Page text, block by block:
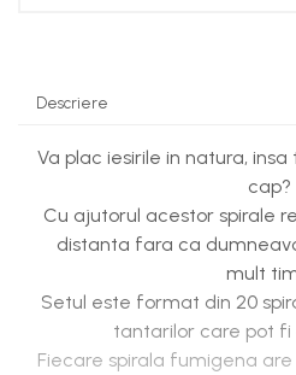
Descriere
Va plac iesirile in natura,
cap?
Cu ajutorul acestor spirale
distanta fara ca
mult
Setul este format din 20
tantarilor care pot fi
Fiecare spirala fumigena